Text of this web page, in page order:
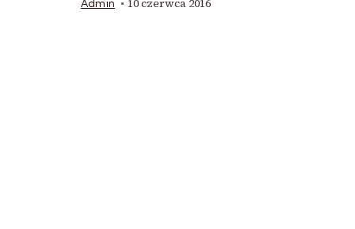
Admin 10 czerwca 2016